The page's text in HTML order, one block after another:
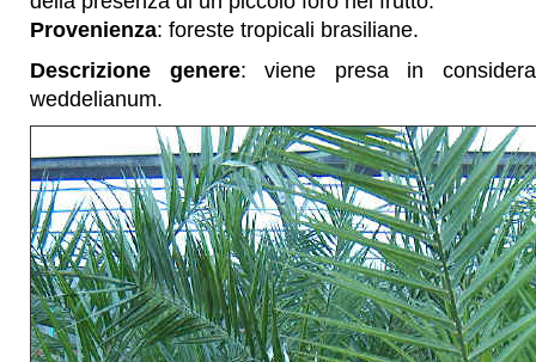
Provenienza: foreste tropicali brasiliane.
Descrizione genere: viene presa in
weddelianum.